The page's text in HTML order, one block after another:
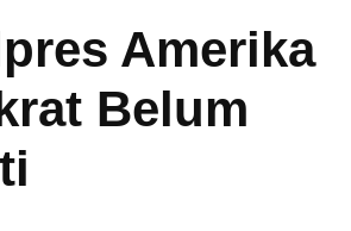
Amerika
Belum